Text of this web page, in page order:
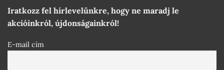
Iratkozz fel hírlevelünkre, hogy ne maradj le
akcióinkról, újdonságainkról!
E-mail cím